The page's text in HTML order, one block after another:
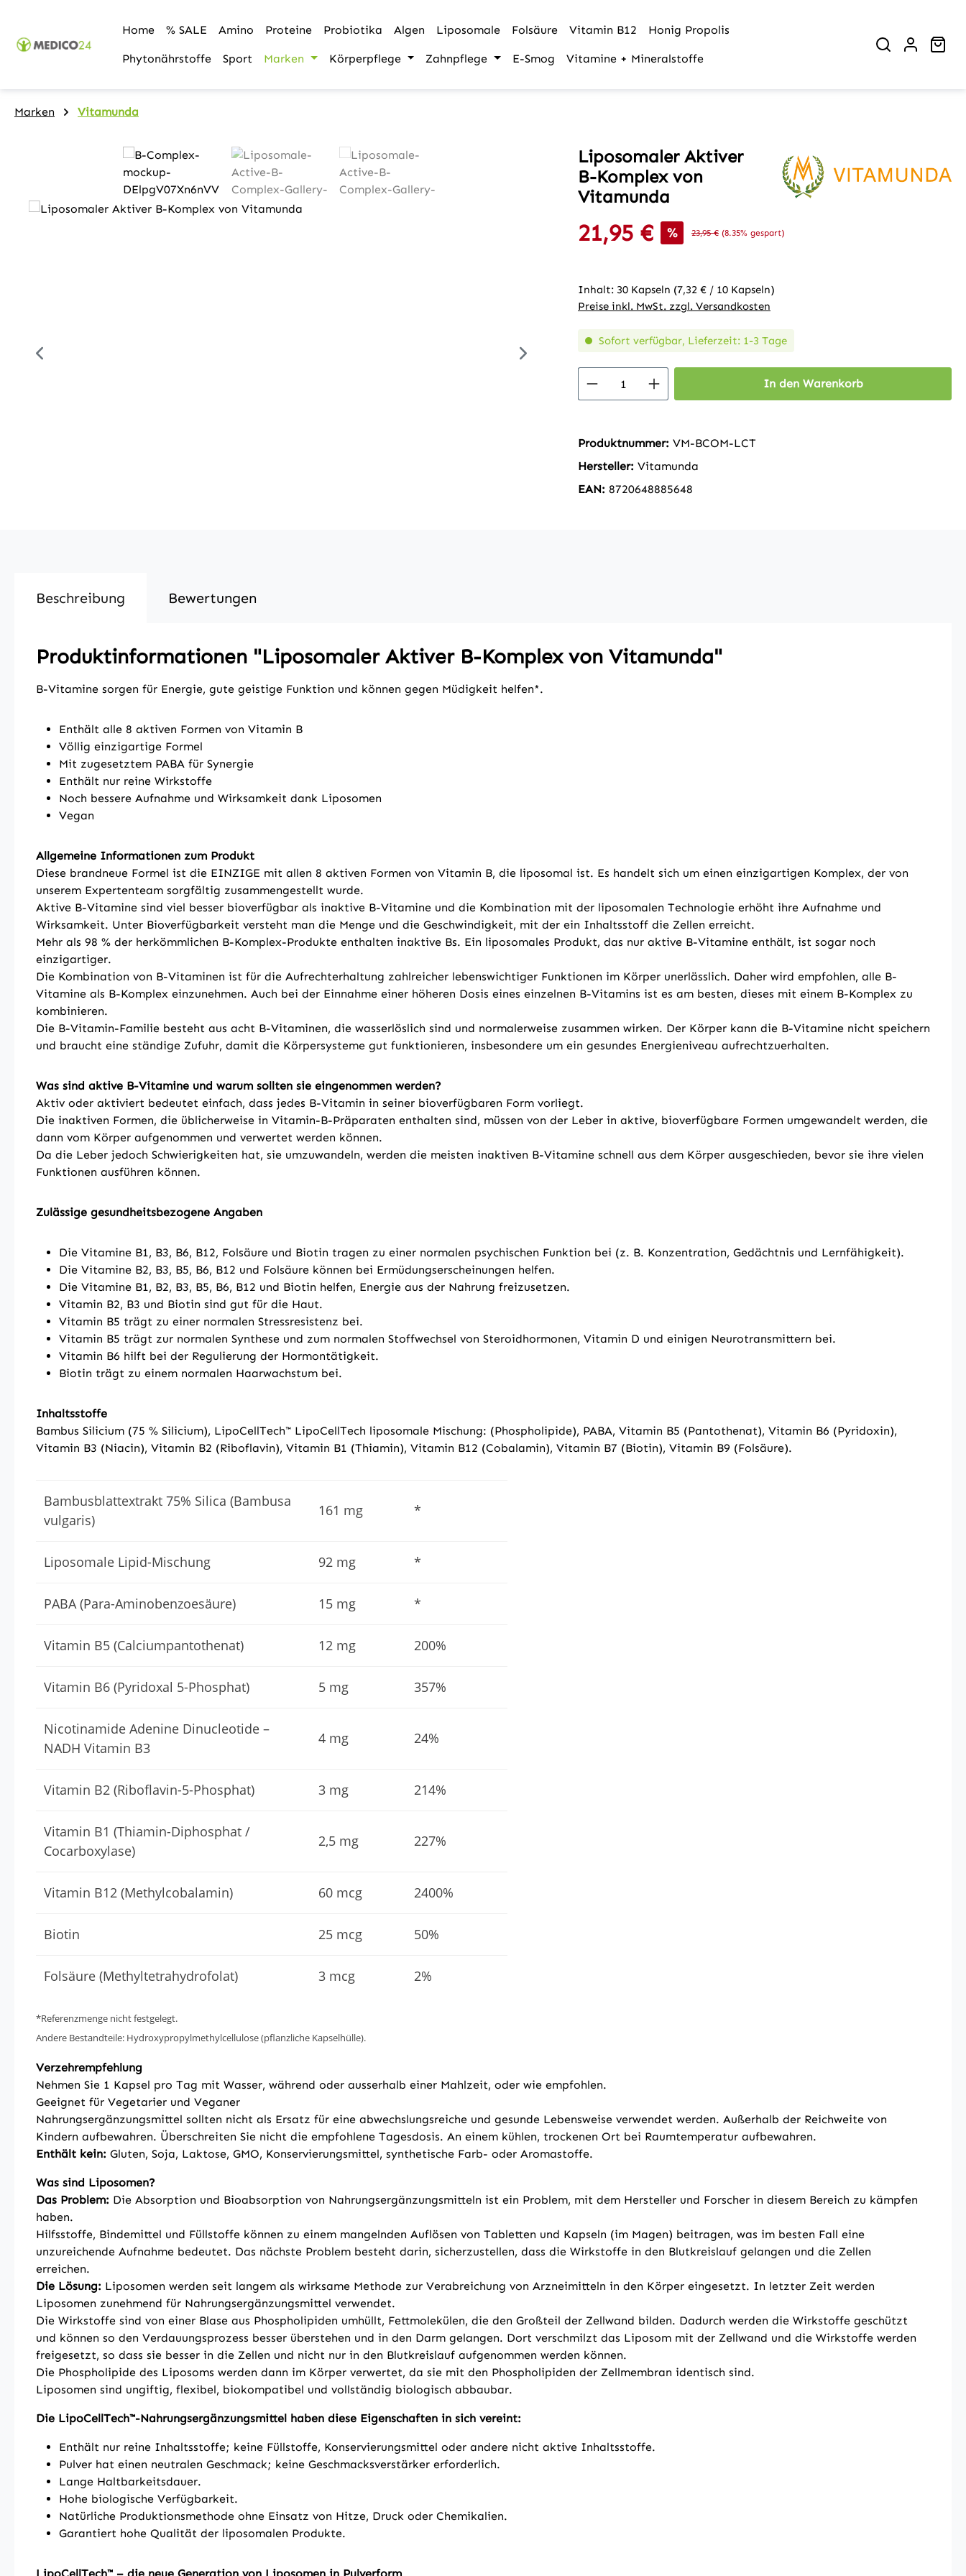
Home
% SALE Amino Proteine Probiotika Algen Liposomale Folsäure Vitamin B12 Honig Propolis
Phytonährstoffe Sport Marken Körperpflege Zahnpflege E-Smog Vitamine + Mineralstoffe
Marken Vitamunda
Bildergalerie überspringen
Liposomaler Aktiver
B-Komplex von
Vitamunda
Verkaufspreis:
21,95 € % Regulärer Preis:
23,95 € (8.35% gespart)
Inhalt: 30 Kapseln (7,32 € / 10 Kapseln)
Preise inkl. MwSt. zzgl. Versandkosten
Sofort verfügbar, Lieferzeit: 1-3 Tage
Produkt Anzahl: Gib den gewünschten Wert
In den Warenkorb
Produktnummer: VM-BCOM-LCT
Hersteller: Vitamunda
EAN: 8720648885648
Beschreibung Bewertungen
Produktinformationen "Liposomaler Aktiver B-Komplex von Vitamunda"
B-Vitamine sorgen für Energie, gute geistige Funktion und können gegen Müdigkeit helfen*.
Enthält alle 8 aktiven Formen von Vitamin B
Völlig einzigartige Formel
Mit zugesetztem PABA für Synergie
Enthält nur reine Wirkstoffe
Noch bessere Aufnahme und Wirksamkeit dank Liposomen
Vegan
Allgemeine Informationen zum Produkt
Diese brandneue Formel ist die EINZIGE mit allen 8 aktiven Formen von Vitamin B, die liposomal ist. Es handelt sich um einen einzigartigen Komplex, der von
unserem Expertenteam sorgfältig zusammengestellt wurde.
Aktive B-Vitamine sind viel besser bioverfügbar als inaktive B-Vitamine und die Kombination mit der liposomalen Technologie erhöht ihre Aufnahme und
Wirksamkeit. Unter Bioverfügbarkeit versteht man die Menge und die Geschwindigkeit, mit der ein Inhaltsstoff die Zellen erreicht.
Mehr als 98 % der herkömmlichen B-Komplex-Produkte enthalten inaktive Bs. Ein liposomales Produkt, das nur aktive B-Vitamine enthält, ist sogar noch
einzigartiger.
Die Kombination von B-Vitaminen ist für die Aufrechterhaltung zahlreicher lebenswichtiger Funktionen im Körper unerlässlich. Daher wird empfohlen, alle B-
Vitamine als B-Komplex einzunehmen. Auch bei der Einnahme einer höheren Dosis eines einzelnen B-Vitamins ist es am besten, dieses mit einem B-Komplex zu
kombinieren.
Die B-Vitamin-Familie besteht aus acht B-Vitaminen, die wasserlöslich sind und normalerweise zusammen wirken. Der Körper kann die B-Vitamine nicht speichern
und braucht eine ständige Zufuhr, damit die Körpersysteme gut funktionieren, insbesondere um ein gesundes Energieniveau aufrechtzuerhalten.
Was sind aktive B-Vitamine und warum sollten sie eingenommen werden?
Aktiv oder aktiviert bedeutet einfach, dass jedes B-Vitamin in seiner bioverfügbaren Form vorliegt.
Die inaktiven Formen, die üblicherweise in Vitamin-B-Präparaten enthalten sind, müssen von der Leber in aktive, bioverfügbare Formen umgewandelt werden, die
dann vom Körper aufgenommen und verwertet werden können.
Da die Leber jedoch Schwierigkeiten hat, sie umzuwandeln, werden die meisten inaktiven B-Vitamine schnell aus dem Körper ausgeschieden, bevor sie ihre vielen
Funktionen ausführen können.
Zulässige gesundheitsbezogene Angaben
Die Vitamine B1, B3, B6, B12, Folsäure und Biotin tragen zu einer normalen psychischen Funktion bei (z. B. Konzentration, Gedächtnis und Lernfähigkeit).
Die Vitamine B2, B3, B5, B6, B12 und Folsäure können bei Ermüdungserscheinungen helfen.
Die Vitamine B1, B2, B3, B5, B6, B12 und Biotin helfen, Energie aus der Nahrung freizusetzen.
Vitamin B2, B3 und Biotin sind gut für die Haut.
Vitamin B5 trägt zu einer normalen Stressresistenz bei.
Vitamin B5 trägt zur normalen Synthese und zum normalen Stoffwechsel von Steroidhormonen, Vitamin D und einigen Neurotransmittern bei.
Vitamin B6 hilft bei der Regulierung der Hormontätigkeit.
Biotin trägt zu einem normalen Haarwachstum bei.
Inhaltsstoffe
Bambus Silicium (75 % Silicium), LipoCellTech™ LipoCellTech liposomale Mischung: (Phospholipide), PABA, Vitamin B5 (Pantothenat), Vitamin B6 (Pyridoxin),
Vitamin B3 (Niacin), Vitamin B2 (Riboflavin), Vitamin B1 (Thiamin), Vitamin B12 (Cobalamin), Vitamin B7 (Biotin), Vitamin B9 (Folsäure).
Bambusblattextrakt 75% Silica (Bambusa
vulgaris)
161 mg *
Liposomale Lipid-Mischung 92 mg *
PABA (Para-Aminobenzoesäure) 15 mg *
Vitamin B5 (Calciumpantothenat) 12 mg 200%
Vitamin B6 (Pyridoxal 5-Phosphat) 5 mg 357%
Nicotinamide Adenine Dinucleotide –
NADH Vitamin B3
4 mg 24%
Vitamin B2 (Riboflavin-5-Phosphat) 3 mg 214%
Vitamin B1 (Thiamin-Diphosphat /
Cocarboxylase)
2,5 mg 227%
Vitamin B12 (Methylcobalamin) 60 mcg 2400%
Biotin 25 mcg 50%
Folsäure (Methyltetrahydrofolat) 3 mcg 2%
*Referenzmenge nicht festgelegt.
Andere Bestandteile: Hydroxypropylmethylcellulose (pflanzliche Kapselhülle).
Verzehrempfehlung
Nehmen Sie 1 Kapsel pro Tag mit Wasser, während oder ausserhalb einer Mahlzeit, oder wie empfohlen.
Geeignet für Vegetarier und Veganer
Nahrungsergänzungsmittel sollten nicht als Ersatz für eine abwechslungsreiche und gesunde Lebensweise verwendet werden. Außerhalb der Reichweite von
Kindern aufbewahren. Überschreiten Sie nicht die empfohlene Tagesdosis. An einem kühlen, trockenen Ort bei Raumtemperatur aufbewahren.
Enthält kein: Gluten, Soja, Laktose, GMO, Konservierungsmittel, synthetische Farb- oder Aromastoffe.
Was sind Liposomen?
Das Problem: Die Absorption und Bioabsorption von Nahrungsergänzungsmitteln ist ein Problem, mit dem Hersteller und Forscher in diesem Bereich zu kämpfen
haben.
Hilfsstoffe, Bindemittel und Füllstoffe können zu einem mangelnden Auflösen von Tabletten und Kapseln (im Magen) beitragen, was im besten Fall eine
unzureichende Aufnahme bedeutet. Das nächste Problem besteht darin, sicherzustellen, dass die Wirkstoffe in den Blutkreislauf gelangen und die Zellen
erreichen.
Die Lösung: Liposomen werden seit langem als wirksame Methode zur Verabreichung von Arzneimitteln in den Körper eingesetzt. In letzter Zeit werden
Liposomen zunehmend für Nahrungsergänzungsmittel verwendet.
Die Wirkstoffe sind von einer Blase aus Phospholipiden umhüllt, Fettmolekülen, die den Großteil der Zellwand bilden. Dadurch werden die Wirkstoffe geschützt
und können so den Verdauungsprozess besser überstehen und in den Darm gelangen. Dort verschmilzt das Liposom mit der Zellwand und die Wirkstoffe werden
freigesetzt, so dass sie besser in die Zellen und nicht nur in den Blutkreislauf aufgenommen werden können.
Die Phospholipide des Liposoms werden dann im Körper verwertet, da sie mit den Phospholipiden der Zellmembran identisch sind.
Liposomen sind ungiftig, flexibel, biokompatibel und vollständig biologisch abbaubar.
Die LipoCellTech™-Nahrungsergänzungsmittel haben diese Eigenschaften in sich vereint:
Enthält nur reine Inhaltsstoffe; keine Füllstoffe, Konservierungsmittel oder andere nicht aktive Inhaltsstoffe.
Pulver hat einen neutralen Geschmack; keine Geschmacksverstärker erforderlich.
Lange Haltbarkeitsdauer.
Hohe biologische Verfügbarkeit.
Natürliche Produktionsmethode ohne Einsatz von Hitze, Druck oder Chemikalien.
Garantiert hohe Qualität der liposomalen Produkte.